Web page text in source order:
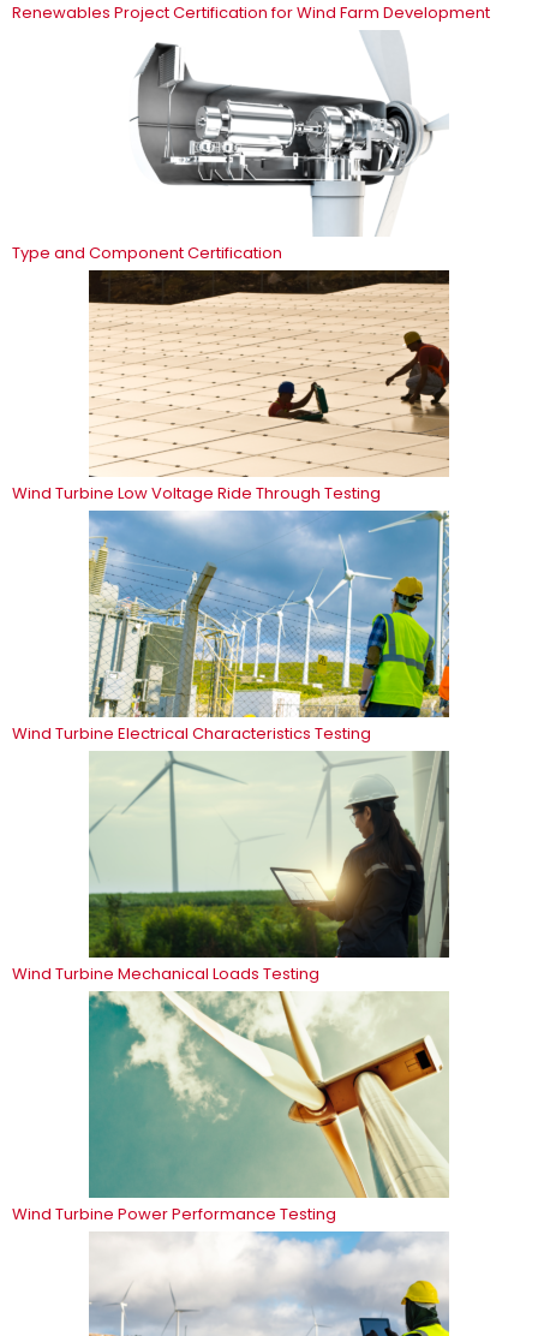
Renewables Project Certification for Wind Farm Development
Type and Component Certification
Wind Turbine Low Voltage Ride Through Testing
Wind Turbine Electrical Characteristics Testing
Wind Turbine Mechanical Loads Testing
Wind Turbine Power Performance Testing